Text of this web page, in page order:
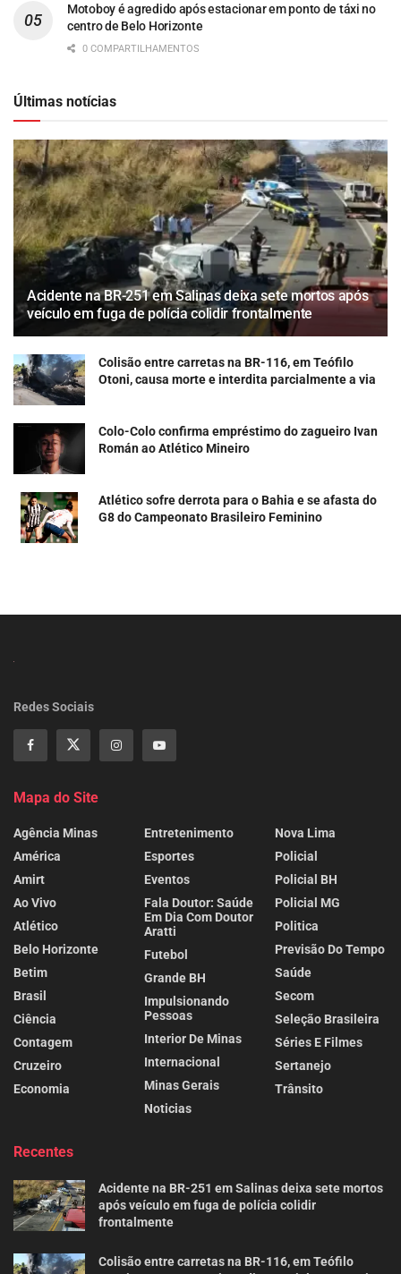
Motoboy é agredido após estacionar em ponto de táxi no
centro de Belo Horizonte
0 COMPARTILHAMENTOS
Últimas notícias
Acidente na BR-251 em Salinas deixa sete mortos após
veículo em fuga de polícia colidir frontalmente
Colisão entre carretas na BR-116, em Teófilo
Otoni, causa morte e interdita parcialmente a via
Colo-Colo confirma empréstimo do zagueiro Ivan
Román ao Atlético Mineiro
Atlético sofre derrota para o Bahia e se afasta do
G8 do Campeonato Brasileiro Feminino
Redes Sociais
Mapa do Site
Agência Minas
América
Amirt
Ao Vivo
Atlético
Belo Horizonte
Betim
Brasil
Ciência
Contagem
Cruzeiro
Economia
Entretenimento
Esportes
Eventos
Fala Doutor: Saúde
Em Dia Com Doutor
Aratti
Futebol
Grande BH
Impulsionando
Pessoas
Interior De Minas
Internacional
Minas Gerais
Noticias
Nova Lima
Policial
Policial BH
Policial MG
Politica
Previsão Do Tempo
Saúde
Secom
Seleção Brasileira
Séries E Filmes
Sertanejo
Trânsito
Recentes
Acidente na BR-251 em Salinas deixa sete mortos
após veículo em fuga de polícia colidir
frontalmente
Colisão entre carretas na BR-116, em Teófilo